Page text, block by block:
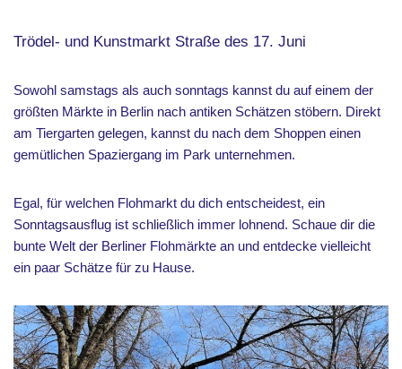
Trödel- und Kunstmarkt Straße des 17. Juni
Sowohl samstags als auch sonntags kannst du auf einem der
größten Märkte in Berlin nach antiken Schätzen stöbern. Direkt
am Tiergarten gelegen, kannst du nach dem Shoppen einen
gemütlichen Spaziergang im Park unternehmen.
Egal, für welchen Flohmarkt du dich entscheidest, ein
Sonntagsausflug ist schließlich immer lohnend. Schaue dir die
bunte Welt der Berliner Flohmärkte an und entdecke vielleicht
ein paar Schätze für zu Hause.